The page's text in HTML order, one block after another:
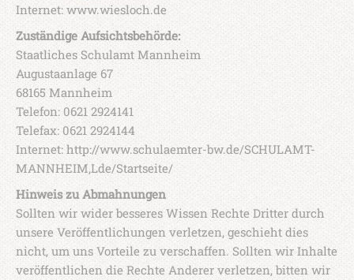
Internet: www.wiesloch.de
Zuständige Aufsichtsbehörde:
Staatliches Schulamt Mannheim
Augustaanlage 67
68165 Mannheim
Telefon: 0621 2924141
Telefax: 0621 2924144
Internet: http://www.schulaemter-bw.de/SCHULAMT-
MANNHEIM,Lde/Startseite/
Hinweis zu Abmahnungen
Sollten wir wider besseres Wissen Rechte Dritter durch
unsere Veröffentlichungen verletzen, geschieht dies
nicht, um uns Vorteile zu verschaffen. Sollten wir Inhalte
veröffentlichen die Rechte Anderer verletzen, bitten wir